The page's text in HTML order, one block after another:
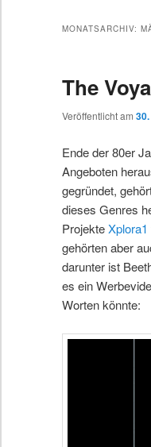
MONATSARCHIV:
The
Veröffentlicht am
Ende der 80er
Angeboten
gegründet,
dieses Genres
ProjekteXplora1
gehörten aber
darunter ist
es ein
Worten könnte: